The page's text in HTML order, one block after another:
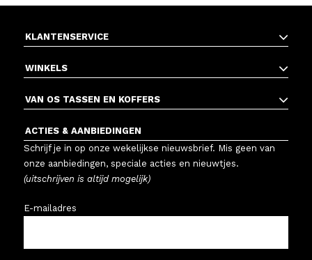
KLANTENSERVICE
WINKELS
VAN OS TASSEN EN KOFFERS
ACTIES & AANBIEDINGEN
Schrijf je in op onze wekelijkse nieuwsbrief. Mis geen van
onze aanbiedingen, speciale acties en nieuwtjes.
(uitschrijven is altijd mogelijk)
E-mailadres